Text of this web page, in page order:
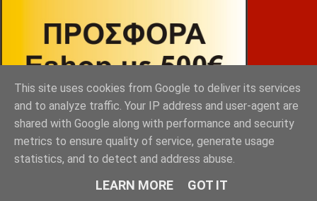
This site uses cookies from Google to deliver its services
and to analyze traffic. Your IP address and user-agent are
shared with Google along with performance and security
metrics to ensure quality of service, generate usage
statistics, and to detect and address abuse.
LEARN MORE GOT IT